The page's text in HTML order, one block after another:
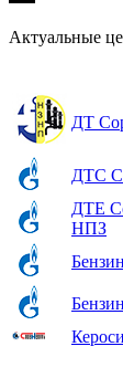
Актуальные
ДТ
ДТС
ДТЕ
НПЗ